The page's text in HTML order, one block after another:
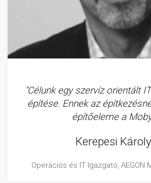
"Célunk egy szervíz orientált
építése. Ennek az
építőeleme a
Kerepesi Károly
Operációs és IT Igazgató, AEGON